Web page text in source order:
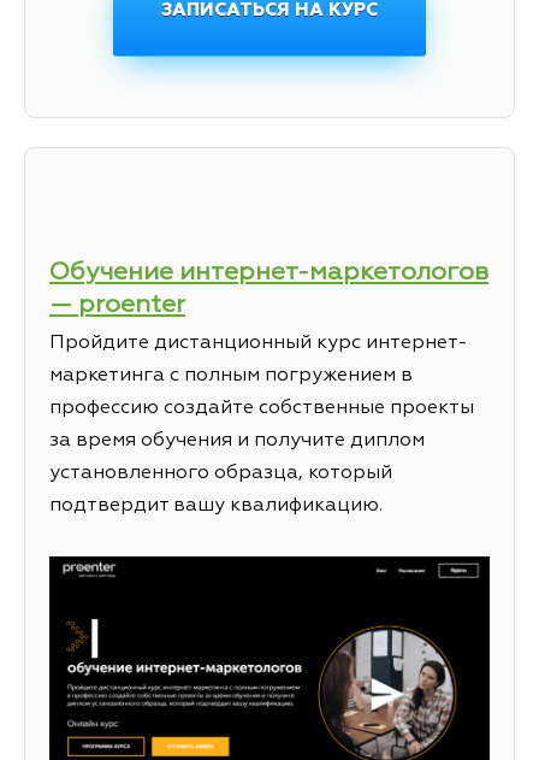
ЗАПИСАТЬСЯ НА КУРС
Обучение интернет-маркетологов
— proenter
Пройдите дистанционный курс интернет-
маркетинга с полным погружением в
профессию создайте собственные проекты
за время обучения и получите диплом
установленного образца, который
подтвердит вашу квалификацию.